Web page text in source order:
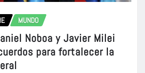
MUNDO
Noboa y Javier Milei
para fortalecer la